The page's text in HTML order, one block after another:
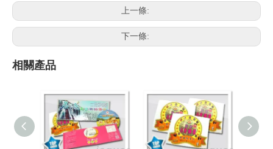
上一條:
下一條:
相關產品